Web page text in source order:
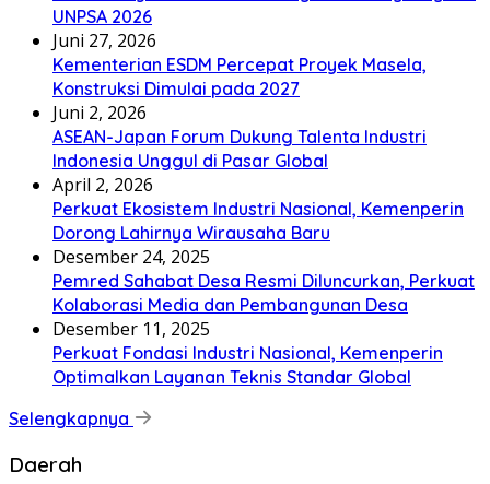
UNPSA 2026
Juni 27, 2026
Kementerian ESDM Percepat Proyek Masela,
Konstruksi Dimulai pada 2027
Juni 2, 2026
ASEAN-Japan Forum Dukung Talenta Industri
Indonesia Unggul di Pasar Global
April 2, 2026
Perkuat Ekosistem Industri Nasional, Kemenperin
Dorong Lahirnya Wirausaha Baru
Desember 24, 2025
Pemred Sahabat Desa Resmi Diluncurkan, Perkuat
Kolaborasi Media dan Pembangunan Desa
Desember 11, 2025
Perkuat Fondasi Industri Nasional, Kemenperin
Optimalkan Layanan Teknis Standar Global
Selengkapnya
Daerah